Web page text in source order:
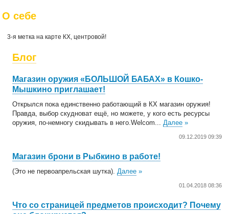
О себе
3-я метка на карте КХ, центровой!
Блог
Магазин оружия «БОЛЬШОЙ БАБАХ» в Кошко-
Мышкино приглашает!
Открылся пока единственно работающий в КХ магазин оружия!
Правда, выбор скудноват ещё, но можете, у кого есть ресурсы
оружия, по-немногу скидывать в него.Welcom...Далее »
09.12.2019 09:39
Магазин брони в Рыбкино в работе!
(Это не первоапрельская шутка).Далее »
01.04.2018 08:36
Что со страницей предметов происходит? Почему